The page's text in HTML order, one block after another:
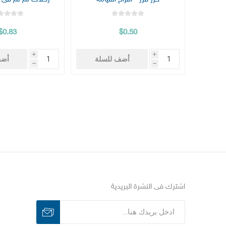
$0.50
i
h
أضف للسلة
i
h
اشترك فى النشرة البريدية